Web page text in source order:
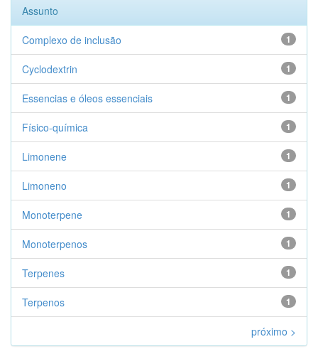
Assunto
1
Complexo de inclusão
1
Cyclodextrin
1
Essencias e óleos essenciais
1
Físico-química
1
Limonene
1
Limoneno
1
Monoterpene
1
Monoterpenos
1
Terpenes
1
Terpenos
próximo >